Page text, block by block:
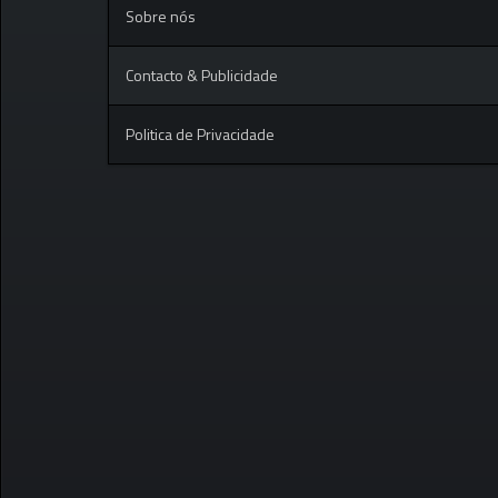
Sobre nós
Contacto & Publicidade
Politica de Privacidade